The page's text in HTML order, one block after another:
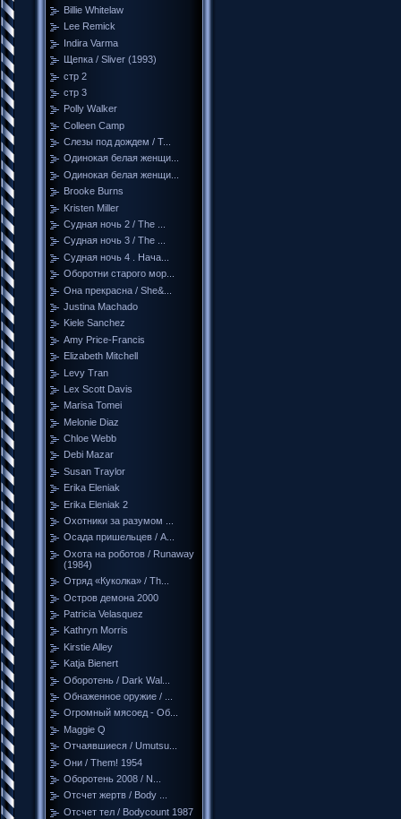
Billie Whitelaw
Lee Remick
Indira Varma
Щепка / Sliver (1993)
стр 2
стр 3
Polly Walker
Colleen Camp
Слезы под дождем / T...
Одинокая белая женщи...
Одинокая белая женщи...
Brooke Burns
Kristen Miller
Судная ночь 2 / The ...
Судная ночь 3 / The ...
Судная ночь 4 . Нача...
Оборотни старого мор...
Она прекрасна / She&...
Justina Machado
Kiele Sanchez
Amy Price-Francis
Elizabeth Mitchell
Levy Tran
Lex Scott Davis
Marisa Tomei
Melonie Diaz
Chloe Webb
Debi Mazar
Susan Traylor
Erika Eleniak
Erika Eleniak 2
Охотники за разумом ...
Осада пришельцев / A...
Охота на роботов / Runaway
(1984)
Отряд «Куколка» / Th...
Остров демона 2000
Patricia Velasquez
Kathryn Morris
Kirstie Alley
Katja Bienert
Оборотень / Dark Wal...
Обнаженное оружие / ...
Огромный мясоед - Об...
Maggie Q
Отчаявшиеся / Umutsu...
Они / Them! 1954
Оборотень 2008 / N...
Отсчет жертв / Body ...
Отсчет тел / Bodycount 1987